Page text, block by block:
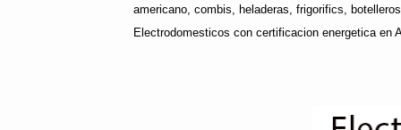
americano, combis, heladeras, frigorifics,
Electrodomesticos con certificacion energetica en